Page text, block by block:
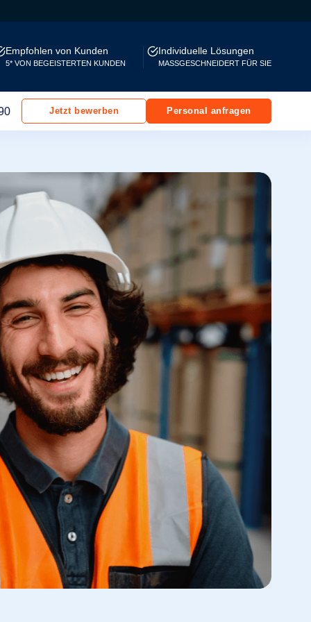
Empfohlen von Kunden
5* VON BEGEISTERTEN KUNDEN
Individuelle Lösungen
MASSGESCHNEIDERT FÜR SIE
Jetzt bewerben Personal anfragen